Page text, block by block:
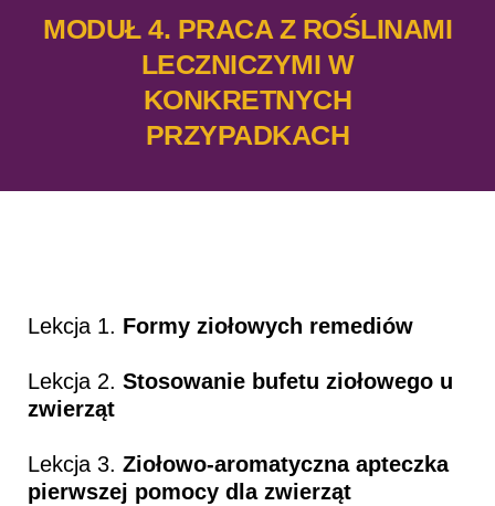
MODUŁ 4. PRACA Z ROŚLINAMI
LECZNICZYMI W
KONKRETNYCH
PRZYPADKACH
Lekcja 1. Formy ziołowych remediów
Lekcja 2. Stosowanie bufetu ziołowego u
zwierząt
Lekcja 3. Ziołowo-aromatyczna apteczka
pierwszej pomocy dla zwierząt